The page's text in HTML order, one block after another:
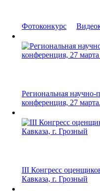
Фотоконкурс
Региональная научно-
конференция, 27
III Конгресс
Кавказа, г. Грозный